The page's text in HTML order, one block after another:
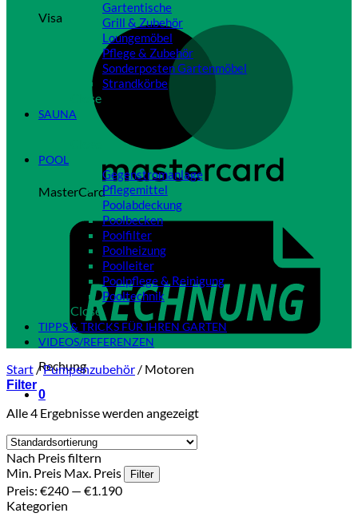
Visa
MasterCard
Rechung
0
Gartentische
Grill & Zubehör
Loungemöbel
Pflege & Zubehör
Sonderposten Gartenmöbel
Strandkörbe
Close
SAUNA
POOL
Gegenstromanlage
Pflegemittel
Poolabdeckung
Poolbecken
Poolfilter
Poolheizung
Poolleiter
Poolpflege & Reinigung
Pooltechnik
Close
TIPPS & TRICKS FÜR IHREN GARTEN
VIDEOS/REFERENZEN
Start /Pumpenzubehör / Motoren
Filter
Alle 4 Ergebnisse werden angezeigt
Nach Preis filtern
Min. Preis Max. Preis Filter
Preis: €240 — €1.190
Kategorien